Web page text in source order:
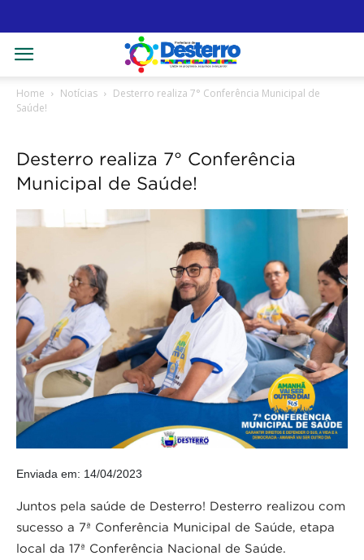
Home Notícias
Desterro realiza 7° Conferência Municipal de
Saúde!
Desterro realiza 7° Conferência
Municipal de Saúde!
Enviada em: 14/04/2023
Juntos pela saúde de Desterro! Desterro realizou com
sucesso a 7ª Conferência Municipal de Saúde, etapa
local da 17ª Conferência Nacional de Saúde.